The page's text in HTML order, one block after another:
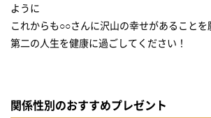
ように
これからも○○さんに沢山の幸せがあること
第二の人生を健康に過ごしてください！
関係性別のおすすめプレゼント